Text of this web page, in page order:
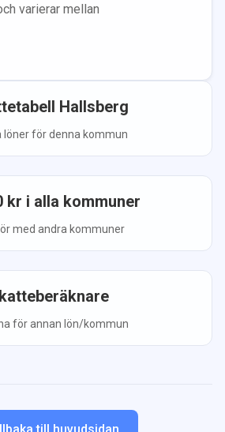
varierar mellan
Hallsberg
löner för denna kommun
kr i alla kommuner
med andra kommuner
för annan lön/kommun
till huvudsidan